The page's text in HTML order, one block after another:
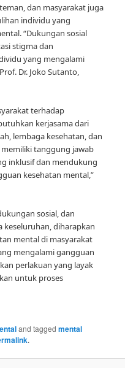
dan masyarakat juga
individu yang
“Dukungan sosial
stigma dan
yang mengalami
Dr. Joko Sutanto,
terhadap
kerjasama dari
lembaga kesehatan, dan
memiliki tanggung jawab
inklusif dan mendukung
kesehatan mental,”
sosial, dan
keseluruhan, diharapkan
mental di masyarakat
mengalami gangguan
perlakuan yang layak
untuk proses
and taggedmental
.